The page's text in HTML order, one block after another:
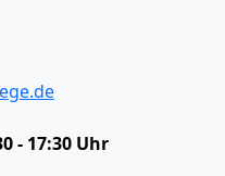
- 17:30 Uhr